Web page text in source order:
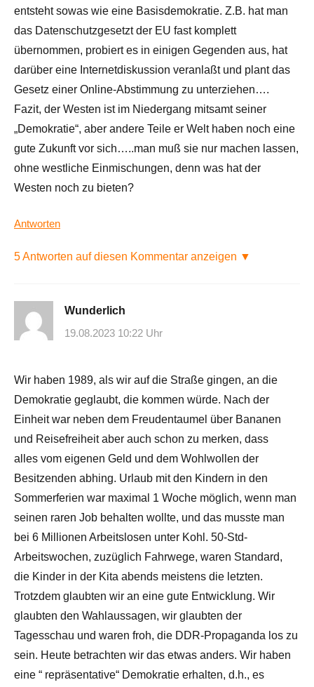
entsteht sowas wie eine Basisdemokratie. Z.B. hat man
das Datenschutzgesetzt der EU fast komplett
übernommen, probiert es in einigen Gegenden aus, hat
darüber eine Internetdiskussion veranlaßt und plant das
Gesetz einer Online-Abstimmung zu unterziehen….
Fazit, der Westen ist im Niedergang mitsamt seiner
„Demokratie“, aber andere Teile er Welt haben noch eine
gute Zukunft vor sich…..man muß sie nur machen lassen,
ohne westliche Einmischungen, denn was hat der
Westen noch zu bieten?
Antworten
5 Antworten auf diesen Kommentar anzeigen ▼
Wunderlich
19.08.2023 10:22 Uhr
Wir haben 1989, als wir auf die Straße gingen, an die
Demokratie geglaubt, die kommen würde. Nach der
Einheit war neben dem Freudentaumel über Bananen
und Reisefreiheit aber auch schon zu merken, dass
alles vom eigenen Geld und dem Wohlwollen der
Besitzenden abhing. Urlaub mit den Kindern in den
Sommerferien war maximal 1 Woche möglich, wenn man
seinen raren Job behalten wollte, und das musste man
bei 6 Millionen Arbeitslosen unter Kohl. 50-Std-
Arbeitswochen, zuzüglich Fahrwege, waren Standard,
die Kinder in der Kita abends meistens die letzten.
Trotzdem glaubten wir an eine gute Entwicklung. Wir
glaubten den Wahlaussagen, wir glaubten der
Tagesschau und waren froh, die DDR-Propaganda los zu
sein. Heute betrachten wir das etwas anders. Wir haben
eine “ repräsentative“ Demokratie erhalten, d.h., es